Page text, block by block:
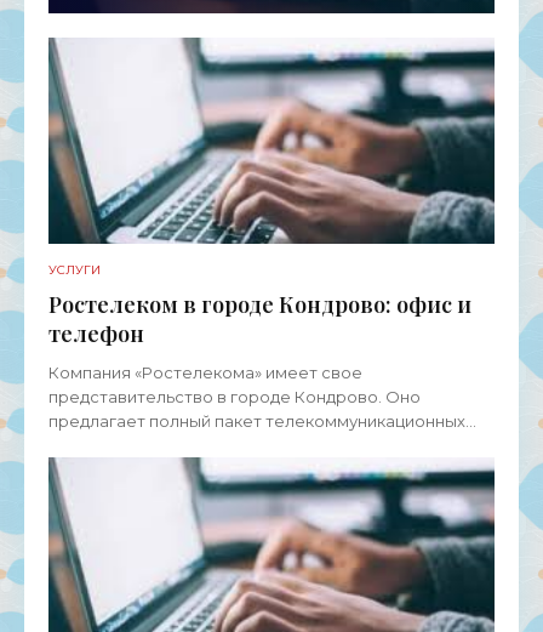
УСЛУГИ
Ростелеком в городе Кондрово: офис и
телефон
Компания «Ростелекома» имеет свое
представительство в городе Кондрово. Оно
предлагает полный пакет телекоммуникационных
и малого бизнеса, а также